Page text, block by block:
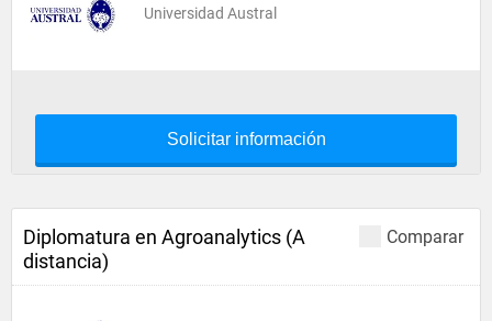
Universidad Austral
Solicitar información
Comparar
Diplomatura en Agroanalytics (A
distancia)